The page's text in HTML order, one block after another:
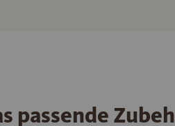
passende